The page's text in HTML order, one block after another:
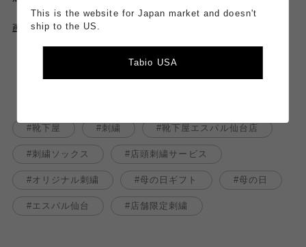
画像tapでオンラインストアからご購入頂けます。
靴下屋 刺繍 靴下屋エスパル仙台店
刺繍ソックス 店頭刺繍サービス
オリジナル刺繍 母の日ギフト 母の日
エスパル仙台 店舗限定刺繍
This is the website for Japan market and doesn't
ship to the US.
Tabio USA